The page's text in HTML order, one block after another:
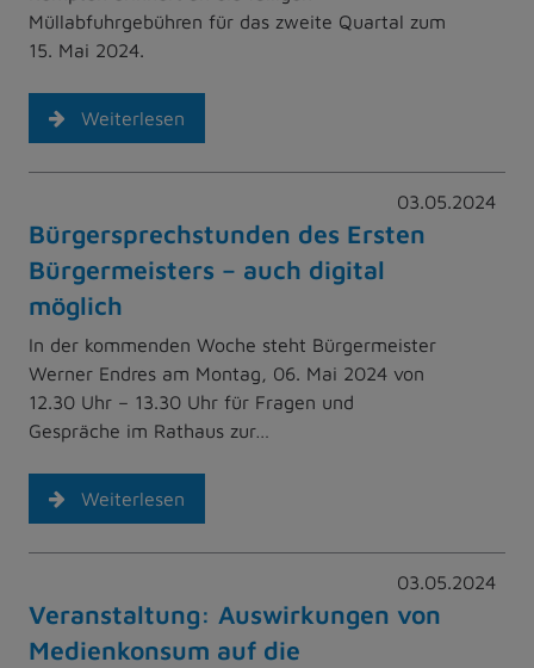
Müllabfuhrgebühren für das zweite Quartal zum
15. Mai 2024.
Weiterlesen
03.05.2024
Bürgersprechstunden des Ersten
Bürgermeisters – auch digital
möglich
In der kommenden Woche steht Bürgermeister
Werner Endres am Montag, 06. Mai 2024 von
12.30 Uhr – 13.30 Uhr für Fragen und
Gespräche im Rathaus zur…
Weiterlesen
03.05.2024
Veranstaltung: Auswirkungen von
Medienkonsum auf die